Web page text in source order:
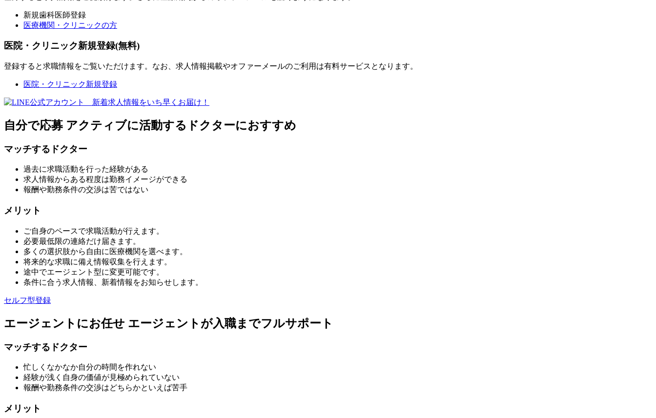
新規歯科医師登録
医療機関・クリニックの方
医院・クリニック新規登録(無料)
登録すると求職情報をご覧いただけます。なお、求人情報掲載やオファーメールのご利用は有料サービスとなります。
医院・クリニック新規登録
自分で応募 アクティブに活動するドクターにおすすめ
マッチするドクター
過去に求職活動を行った経験がある
求人情報からある程度は勤務イメージができる
報酬や勤務条件の交渉は苦ではない
メリット
ご自身のペースで求職活動が行えます。
必要最低限の連絡だけ届きます。
多くの選択肢から自由に医療機関を選べます。
将来的な求職に備え情報収集を行えます。
途中でエージェント型に変更可能です。
条件に合う求人情報、新着情報をお知らせします。
セルフ型登録
エージェントにお任せ エージェントが入職までフルサポート
マッチするドクター
忙しくなかなか自分の時間を作れない
経験が浅く自身の価値が見極められていない
報酬や勤務条件の交渉はどちらかといえば苦手
メリット